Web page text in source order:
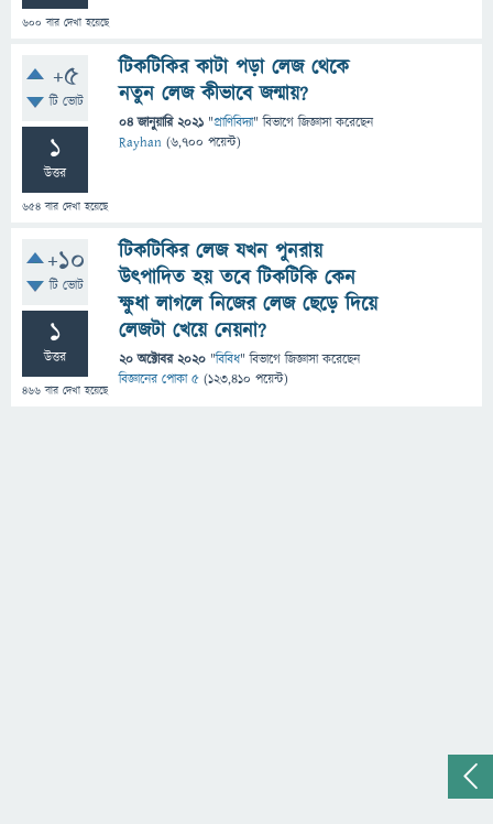
600 বার দেখা হয়েছে
+5
টি ভোট
1
উত্তর
654 বার দেখা হয়েছে
টিকটিকির কাটা পড়া লেজ থেকে
নতুন লেজ কীভাবে জন্মায়?
04 জানুয়ারি 2021 "প্রাণিবিদ্যা" বিভাগে জিজ্ঞাসাকরেছেন
Rayhan (6,700 পয়েন্ট)
+10
টি ভোট
1
উত্তর
466 বার দেখা হয়েছে
টিকটিকির লেজ যখন পুনরায়
উৎপাদিত হয় তবে টিকটিকি কেন
ক্ষুধা লাগলে নিজের লেজ ছেড়ে দিয়ে
লেজটা খেয়ে নেয়না?
20 অক্টোবর 2020 "বিবিধ" বিভাগে জিজ্ঞাসাকরেছেন
বিজ্ঞানের পোকা ৫ (123,410 পয়েন্ট)